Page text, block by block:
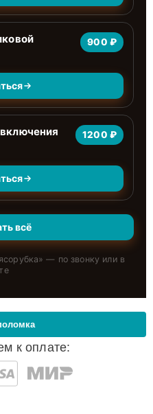
900 ₽
1200 ₽
всё
» — по звонку или в
к оплате: